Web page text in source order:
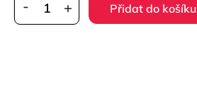
Přidat do košíku